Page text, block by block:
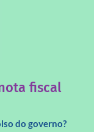
fiscal
do governo?